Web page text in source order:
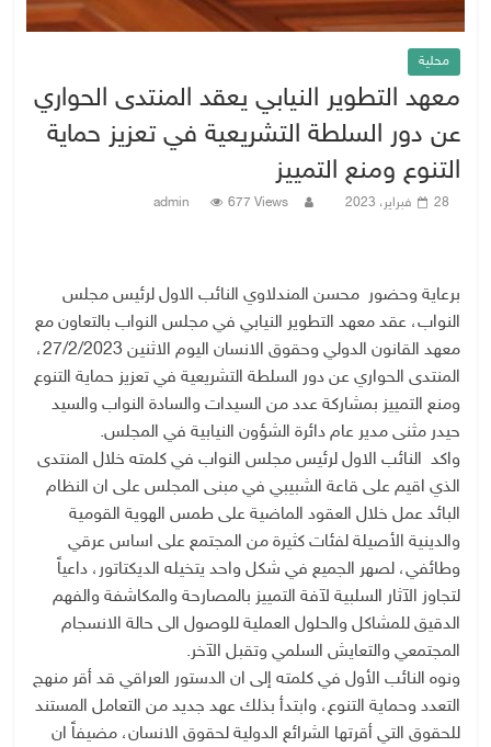
محلية
معهد التطوير النيابي يعقد المنتدى الحواري
عن دور السلطة التشريعية في تعزيز حماية
التنوع ومنع التمييز
28 فبراير، 2023 admin 677 Views
برعاية وحضور محسن المندلاوي النائب الاول لرئيس مجلس
النواب، عقد معهد التطوير النيابي في مجلس النواب بالتعاون مع
معهد القانون الدولي وحقوق الانسان اليوم الاثنين 27/2/2023،
المنتدى الحواري عن دور السلطة التشريعية في تعزيز حماية التنوع
ومنع التمييز بمشاركة عدد من السيدات والسادة النواب والسيد
حيدر مثنى مدير عام دائرة الشؤون النيابية في المجلس.
واكد النائب الاول لرئيس مجلس النواب في كلمته خلال المنتدى
الذي اقيم على قاعة الشبيبي في مبنى المجلس على ان النظام
البائد عمل خلال العقود الماضية على طمس الهوية القومية
والدينية الأصيلة لفئات كثيرة من المجتمع على اساس عرقي
وطائفي، لصهر الجميع في شكل واحد يتخيله الديكتاتور، داعياً
لتجاوز الآثار السلبية لآفة التمييز بالمصارحة والمكاشفة والفهم
الدقيق للمشاكل والحلول العملية للوصول الى حالة الانسجام
المجتمعي والتعايش السلمي وتقبل الآخر.
ونوه النائب الأول في كلمته إلى ان الدستور العراقي قد أقر منهج
التعدد وحماية التنوع، وابتدأ بذلك عهد جديد من التعامل المستند
للحقوق التي أقرتها الشرائع الدولية لحقوق الانسان، مضيفاً ان